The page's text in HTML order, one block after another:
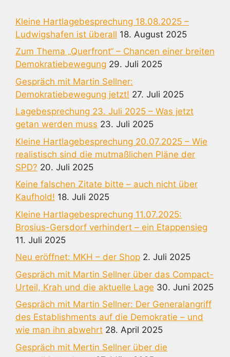
Kleine Hartlagebesprechung 18.08.2025 –
Ludwigshafen ist überall 18. August 2025
Zum Thema „Querfront“ – Chancen einer breiten
Demokratiebewegung 29. Juli 2025
Gespräch mit Martin Sellner:
Demokratiebewegung jetzt! 27. Juli 2025
Lagebesprechung 23. Juli 2025 – Was jetzt
getan werden muss 23. Juli 2025
Kleine Hartlagebesprechung 20.07.2025 – Wie
realistisch sind die mutmaßlichen Pläne der
SPD? 20. Juli 2025
Keine falschen Zitate bitte – auch nicht über
Kaufhold! 18. Juli 2025
Kleine Hartlagebesprechung 11.07.2025:
Brosius-Gersdorf verhindert – ein Etappensieg
11. Juli 2025
Neu eröffnet: MKH – der Shop 2. Juli 2025
Gespräch mit Martin Sellner über das Compact-
Urteil, Krah und die aktuelle Lage 30. Juni 2025
Gespräch mit Martin Sellner: Der Generalangriff
des Establishments auf die Demokratie – und
wie man ihn abwehrt 28. April 2025
Gespräch mit Mertin Sellner über die